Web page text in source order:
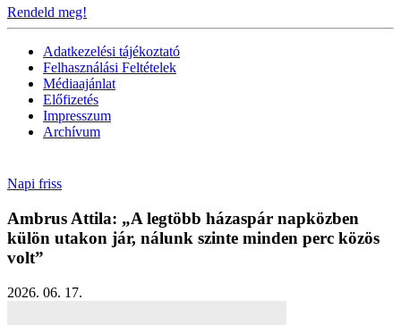
Rendeld meg!
Adatkezelési tájékoztató
Felhasználási Feltételek
Médiaajánlat
Előfizetés
Impresszum
Archívum
Napi friss
Ambrus Attila: „A legtöbb házaspár napközben
külön utakon jár, nálunk szinte minden perc közös
volt”
2026. 06. 17.